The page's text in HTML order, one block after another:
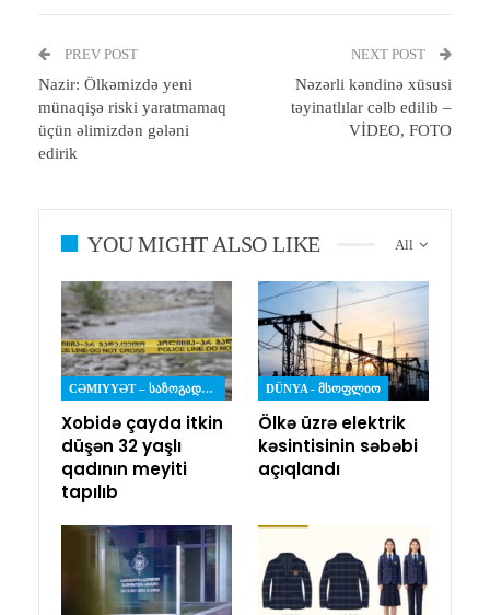
PREV POST
Nazir: Ölkəmizdə yeni
münaqişə riski yaratmamaq
üçün əlimizdən gələni
edirik
NEXT POST
Nəzərli kəndinə xüsusi
təyinatlılar cəlb edilib –
VİDEO, FOTO
All
YOU MIGHT ALSO LIKE
CƏMIYYƏT – ᲡᲐᲖᲝᲒᲐᲓᲝᲔᲑᲐ
Xobidə çayda itkin
düşən 32 yaşlı
qadının meyiti
tapılıb
DÜNYA - ᲛᲡᲝᲤᲚᲘᲝ
Ölkə üzrə elektrik
kəsintisinin səbəbi
açıqlandı